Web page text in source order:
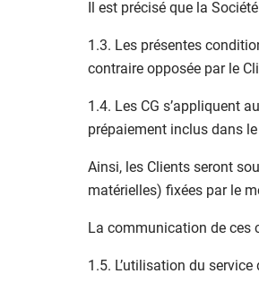
Il est précisé que la
1.3. Les présentes
contraire opposée par le
1.4. Les CG s’appliquent
prépaiement inclus dans le
Ainsi, les Clients seront
matérielles) fixées par le
La communication de ces
1.5. L’utilisation du